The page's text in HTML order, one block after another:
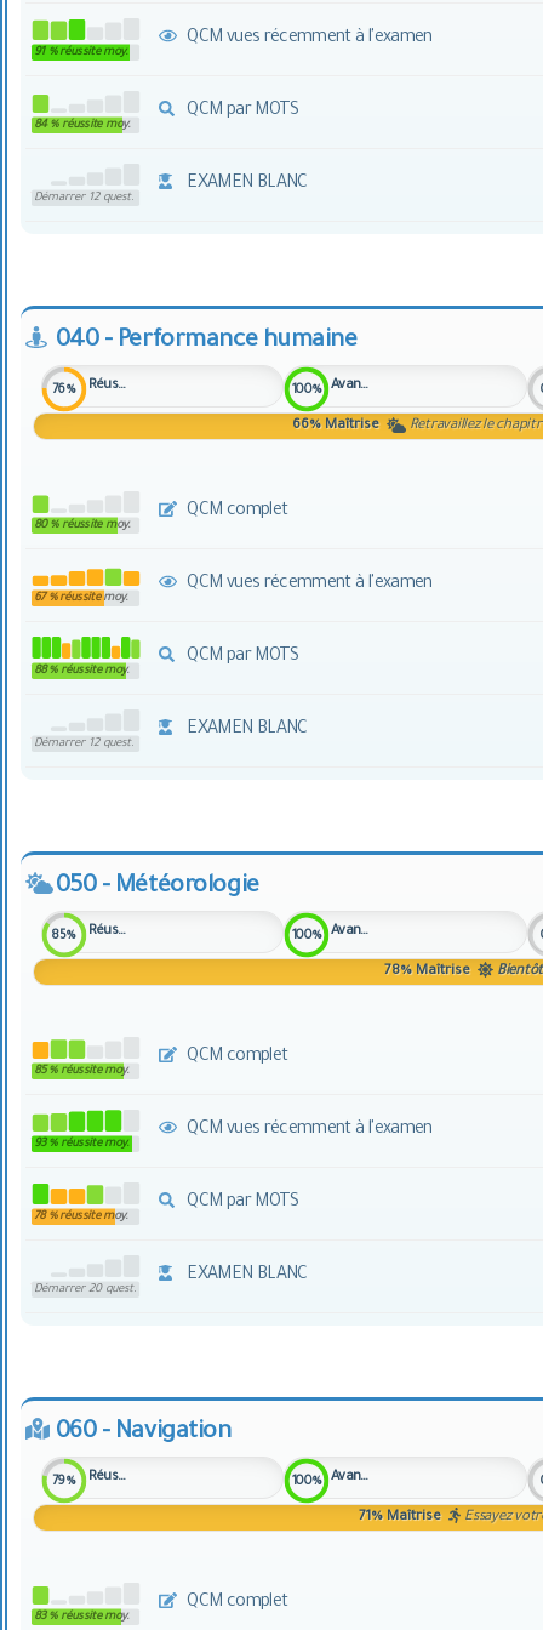
91 % réussite moy.
QCM vues récemment à l'examen
84 % réussite moy.
QCM par MOTS
Démarrer 12 quest.
EXAMEN BLANC
040 - Performance humaine
76% Réussite 100% Avancement
66% Maîtrise Retravaillez le
80 % réussite moy.
QCM complet
67 % réussite moy.
QCM vues récemment à l'examen
88 % réussite moy.
QCM par MOTS
Démarrer 12 quest.
EXAMEN BLANC
050 - Météorologie
85% Réussite 100% Avancement
78% Maîtrise
85 % réussite moy.
QCM complet
93 % réussite moy.
QCM vues récemment à l'examen
78 % réussite moy.
QCM par MOTS
Démarrer 20 quest.
EXAMEN BLANC
060 - Navigation
79% Réussite 100% Avancement
71% Maîtrise Essayez
83 % réussite moy.
QCM complet